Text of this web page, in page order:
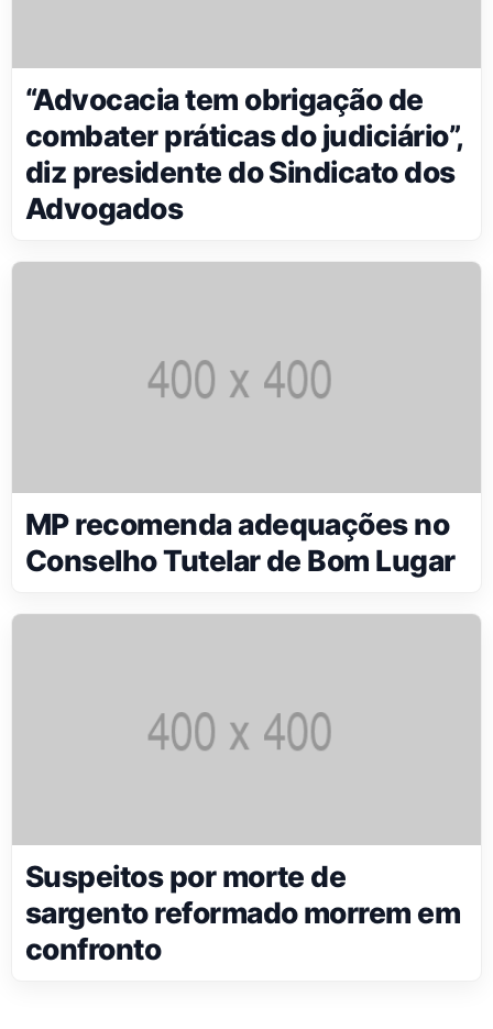
“Advocacia tem obrigação de
combater práticas do judiciário”,
diz presidente do Sindicato dos
Advogados
MP recomenda adequações no
Conselho Tutelar de Bom Lugar
Suspeitos por morte de
sargento reformado morrem em
confronto